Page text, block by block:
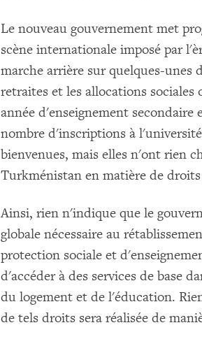
Le nouveau gouvernement met
scène internationale imposé par
marche arrière sur quelques-unes
retraites et les allocations
année d'enseignement
nombre d'inscriptions à
bienvenues, mais elles n'ont rien
Turkménistan en matière de
Ainsi, rien n'indique que le
globale nécessaire au
protection sociale et
d'accéder à des services de base
du logement et de l'éducation.
de tels droits sera réalisée de